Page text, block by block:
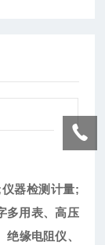
器检测计量;
多用表、高压
缘电阻仪、